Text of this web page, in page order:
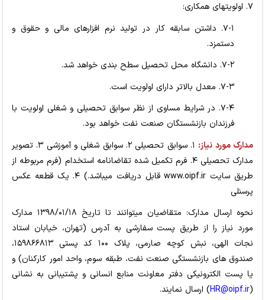
۷. اولویت­های همکاری:
۷-۱. داشتن سابقه کار در تولید نرم­ افزارهای مالی و حقوق و
دستمزد.
۷-۲. دانشگاه محل تحصیل سطح بندی خواهد شد.
۷-۳. معدل بالاتر دارای اولویت است.
۷-۴. در شرایط مساوی از نظر سوابق تحصیلی و شغلی اولویت با
فرزندان بازنشستگان صنعت نفت خواهد بود.
مدارک مورد نیاز:
۱. سوابق تحصیلی ۲. سوابق شغلی و آموزشی ۳. تصویر
مدارک تحصیلی ۴. فرم تکمیل شده تقاضانامه استخدام (فرم مربوطه از
طریق سایت www.oipf.ir
قابل دریافت می­باشد.) ۴. یک قطعه عکس
پرسنلی
نحوه ارسال مدارک: متقاضیان می­توانند تا تاریخ ۱۳۹۸/۰۱/۱۸ مدارک
مورد نیاز را از طریق پست سفارشی به آدرس (تهران، خیابان استاد
نجات الهی، نبش کوچه صارمی، پلاک ۱۰۰ کد پستی ۱۵۹۸۶۶۸۱۳،
صندوق های بازنشستگی صنعت نفت، طبقه سوم، واحد امور کارکنان) و
یا پست الکترونیکی دفتر معاونت منابع انسانی و پشتیبانی به نشانی
(
HR@oipf.ir) ارسال نمایند.